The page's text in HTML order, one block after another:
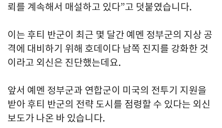
뢰를 계속해서 매설하고 있다”고 덧붙였습니다.
이는 후티 반군이 최근 몇 달간 예멘 정부군의 지상 공
격에 대비하기 위해 호데이다 남쪽 진지를 강화한 것
이라고 외신은 진단했는데요.
앞서 예멘 정부군과 연합군이 미국의 전투기 지원을
받아 후티 반군의 전략 도시를 점령할 수 있다는 외신
보도가 나온 바 있습니다.